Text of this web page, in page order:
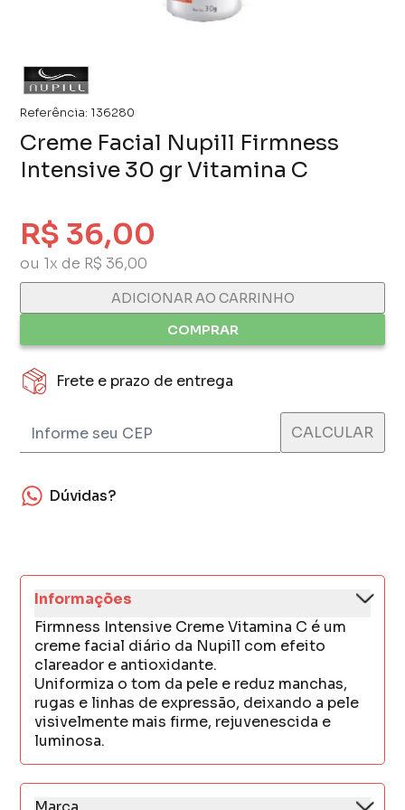
Referência: 136280
Creme Facial Nupill Firmness
Intensive 30 gr Vitamina C
R$ 36,00
ou 1x de R$ 36,00
ADICIONAR AO CARRINHO
COMPRAR
Frete e prazo de entrega
Dúvidas?
Informações
Firmness Intensive Creme Vitamina C é um
creme facial diário da Nupill com efeito
clareador e antioxidante.
Uniformiza o tom da pele e reduz manchas,
rugas e linhas de expressão, deixando a pele
visivelmente mais firme, rejuvenescida e
luminosa.